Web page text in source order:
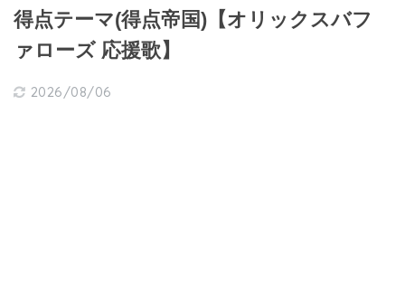
得点テーマ(得点帝国)【オリックスバフ
ァローズ 応援歌】
2026/08/06